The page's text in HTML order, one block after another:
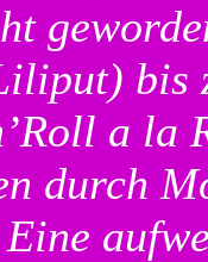
bis
a
durch